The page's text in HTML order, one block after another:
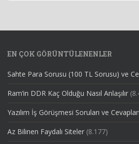
EN ÇOK GÖRÜNTÜLENENLER
Sahte Para Sorusu (100 TL Sorusu) ve
Ram’in DDR Kaç Olduğu Nasıl Anlaşılır
Yazılım İş Görüşmesi Soruları ve Cevapları
Az Bilinen Faydalı Siteler (8.177)